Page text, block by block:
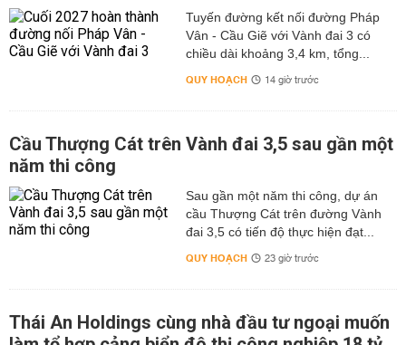
Tuyến đường kết nối đường Pháp
Vân - Cầu Giẽ với Vành đai 3 có
chiều dài khoảng 3,4 km, tổng...
QUY HOẠCH 14 giờ trước
Cầu Thượng Cát trên Vành đai 3,5 sau gần một
năm thi công
Sau gần một năm thi công, dự án
cầu Thượng Cát trên đường Vành
đai 3,5 có tiến độ thực hiện đạt...
QUY HOẠCH 23 giờ trước
Thái An Holdings cùng nhà đầu tư ngoại muốn